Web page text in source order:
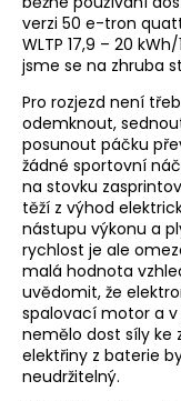
verzi 50 e-tron
WLTP 17,9 – 20
jsme se na zhruba
Pro rozjezd není
odemknout,
posunout páčku
žádné sportovní
na stovku
těží z výhod
nástupu výkonu a
rychlost je ale
malá hodnota
uvědomit, že
spalovací motor a v
nemělo dost síly ke
elektřiny z baterie
neudržitelný.